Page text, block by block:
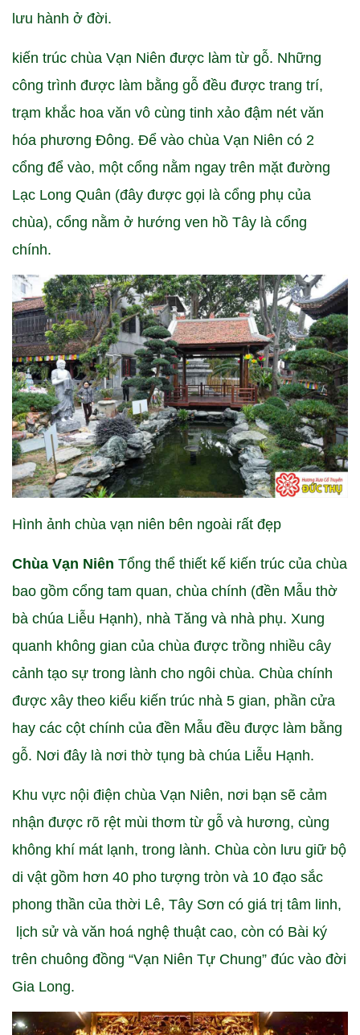
lưu hành ở đời.
kiến trúc chùa Vạn Niên được làm từ gỗ. Những
công trình được làm bằng gỗ đều được trang trí,
trạm khắc hoa văn vô cùng tinh xảo đậm nét văn
hóa phương Đông. Để vào chùa Vạn Niên có 2
cổng để vào, một cổng nằm ngay trên mặt đường
Lạc Long Quân (đây được gọi là cổng phụ của
chùa), cổng nằm ở hướng ven hồ Tây là cổng
chính.
Hình ảnh chùa vạn niên bên ngoài rất đẹp
Chùa Vạn Niên Tổng thể thiết kế kiến trúc của chùa
bao gồm cổng tam quan, chùa chính (đền Mẫu thờ
bà chúa Liễu Hạnh), nhà Tăng và nhà phụ. Xung
quanh không gian của chùa được trồng nhiều cây
cảnh tạo sự trong lành cho ngôi chùa. Chùa chính
được xây theo kiểu kiến trúc nhà 5 gian, phần cửa
hay các cột chính của đền Mẫu đều được làm bằng
gỗ. Nơi đây là nơi thờ tụng bà chúa Liễu Hạnh.
Khu vực nội điện chùa Vạn Niên, nơi bạn sẽ cảm
nhận được rõ rệt mùi thơm từ gỗ và hương, cùng
không khí mát lạnh, trong lành. Chùa còn lưu giữ bộ
di vật gồm hơn 40 pho tượng tròn và 10 đạo sắc
phong thần của thời Lê, Tây Sơn có giá trị tâm linh,
lịch sử và văn hoá nghệ thuật cao, còn có Bài ký
trên chuông đồng “Vạn Niên Tự Chung” đúc vào đời
Gia Long.